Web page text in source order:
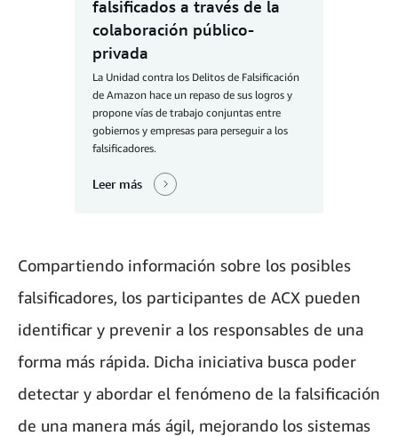
falsificados a través de la
colaboración público-
privada
La Unidad contra los Delitos de Falsificación
de Amazon hace un repaso de sus logros y
propone vías de trabajo conjuntas entre
gobiernos y empresas para perseguir a los
falsificadores.
Leer más
Compartiendo información sobre los posibles
falsificadores, los participantes de ACX pueden
identificar y prevenir a los responsables de una
forma más rápida. Dicha iniciativa busca poder
detectar y abordar el fenómeno de la falsificación
de una manera más ágil, mejorando los sistemas